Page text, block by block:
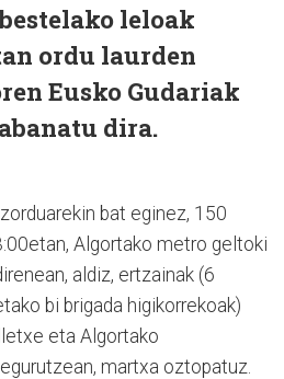
leloak
ordu laurden
Eusko Gudariak
dira.
bat eginez, 150
Algortako metro geltoki
aldiz, ertzainak (6
bi brigada higikorrekoak)
eta Algortako
martxa oztopatuz.